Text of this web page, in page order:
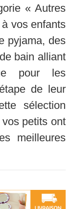
« Autres
vos enfants
pyjama, des
bain alliant
pour les
de leur
sélection
petits ont
meilleures